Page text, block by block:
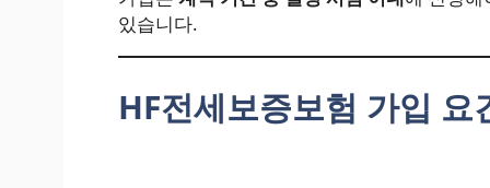
있습니다.
HF전세보증보험 가입 요